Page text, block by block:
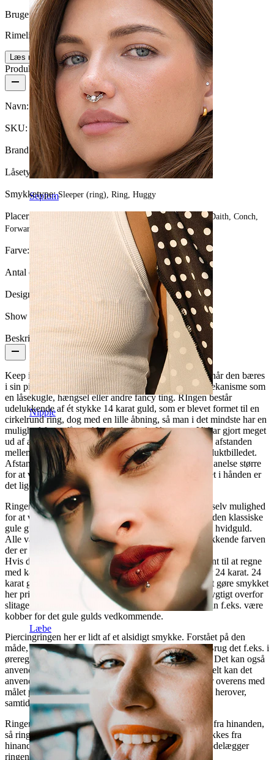
Septum
Nipple
Læbe
Brugervenlighed
Rimelig nemt
Læs mere
Produktdetaljer
Navn: Simpel endeløs ring af 14 karat guld
SKU: Ring-110
Brand:Bodymod Trend
Låsetype: Twist
Smykketype:Sleeper (ring), Ring, Huggy
Placering:
Tragus, Snug, Rook, Næsefløj, Øreflip, Helix, Daith, Conch,
Forward helix
Farve:
Antal enheder:
Design: Simpel
Show pair option: Ja
Beskrivelse
Keep it simple, er hvad denne piercingring signalerer når den bæres
i sin piercing. Ringen er ikke udstyret med en lukkemekanisme som
en låsekugle, hængsel eller andre fancy ting. RIngen består
udelukkende af ét stykke 14 karat guld, som er blevet formet til en
cirkelrund ring, dog med en lille åbning, så man i det mindste har en
mulighed for at få smykket ind og ud af kroppen. Vi har gjort meget
ud af at lave åbningen så lille som muligt, så derfor vil afstanden
mellem de to ender være en smule mindre end på produktbilledet.
Afstanden på produktbilledet er udelukkende lavet en anelse større
for at vise at der er en afstand, for står du med smykket i hånden er
det lige før du ikke kan se åbningen.
Ringen er som sagt lavet af 14 karat guld. Her har du selv mulighed
for at vælge hvilken type guld du ønsker. Vælg f.eks. den klassiske
gule guld, eller gå efter et mere nedtonet look og vælg hvidguld.
Alle varianter indeholder ligemeget guld, det er udelukkende farven
der er forskellen.
Hvis du ikke er uddannet guldsmed eller ikke er så vant til at regne
med karat og guld, så kan vi kort nævne at ren guld er 24 karat. 24
karat guld er også meget blødt i materialet. For både at gøre smykket
her prisvenligt og samtidig gøre det mere modstandsdygtigt overfor
slitage, har man valgt at iblande andre metaller. Det kan f.eks. være
kobber for det gule gulds vedkommende.
Piercingringen her er lidt af et alsidigt smykke. Forstået på den
måde, at det kan anvendes i rigtig mange piercinger. Brug det f.eks. i
øreregionen såsom tragus, helix eller blot i øreflippen. Det kan også
anvendes som
næsepiercingellerlæbepiercing. Generelt kan det
anvendes alle steder hvor målene på smykket stemmer overens med
målet på din piercing. Målene vælger du selv i boksen herover,
samtidig med valget af guldtypen.
Ringen åbnes og lukkes i øvrigt ved at twiste enderne fra hinanden,
så ringen får form som en twisterring. De må ikke trækkes fra
hinanden, så ringen får form som et stort "C", da det ødelægger
ringens spænding og dermed kan gøre den deform.